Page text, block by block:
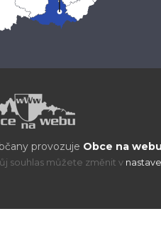
provozuje Obce na
souhlas můžete změnit v